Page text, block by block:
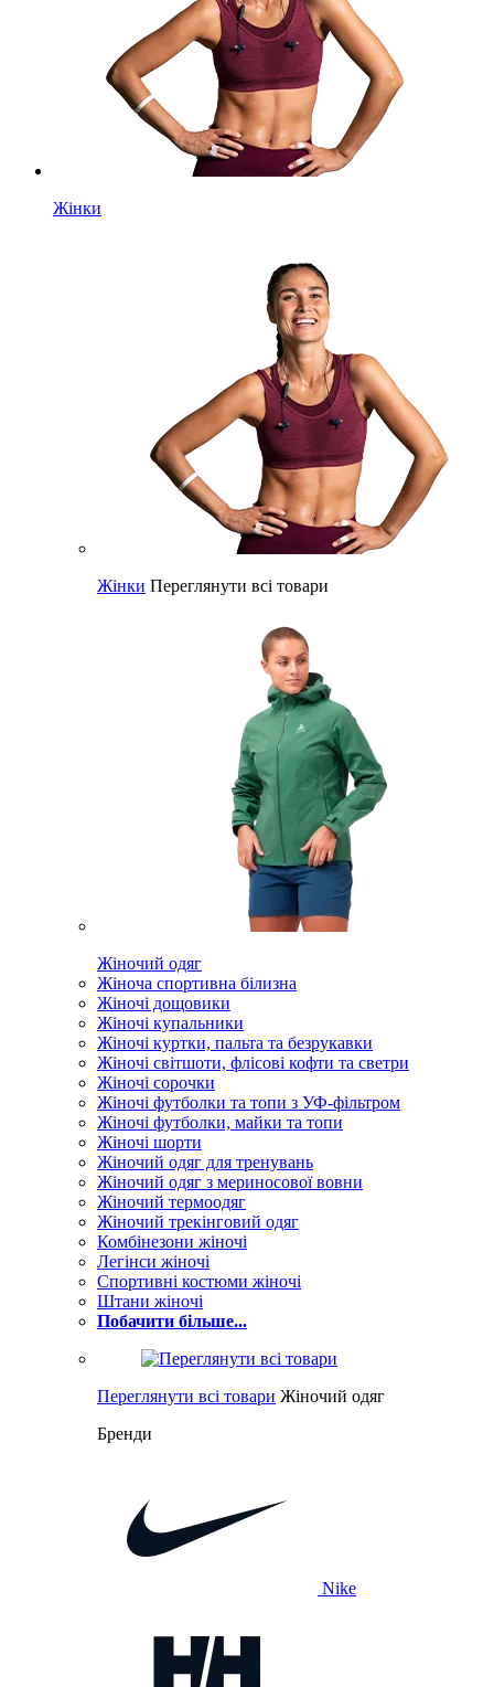
Жінки
Жінки Переглянути всі товари
Жіночий одяг
Жіноча спортивна білизна
Жіночі дощовики
Жіночі купальники
Жіночі куртки, пальта та безрукавки
Жіночі світшоти, флісові кофти та светри
Жіночі сорочки
Жіночі футболки та топи з УФ-фільтром
Жіночі футболки, майки та топи
Жіночі шорти
Жіночий одяг для тренувань
Жіночий одяг з мериносової вовни
Жіночий термоодяг
Жіночий трекінговий одяг
Комбінезони жіночі
Легінси жіночі
Спортивні костюми жіночі
Штани жіночі
Побачити більше...
Переглянути всі товари Жіночий одяг
Бренди
Nike